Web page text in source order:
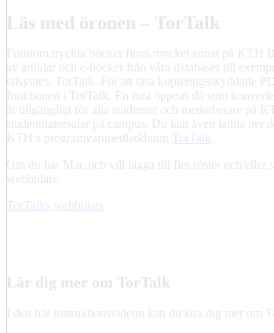
Läs med öronen – TorTalk
Förutom tryckta böcker finns mycket annat på KTH
av artiklar och e-böcker från våra databaser till
talsyntes, TorTalk. För att läsa kopieringsskyddade
funktionen i TorTalk. En ruta öppnas då som
är tillgängligt för alla studenter och medarbetare på
studentdatorsalar på campus. Du kan även ladda ner
KTH:s programvarunedladdning TorTalk
Om du har Mac och vill lägga till fler röster och/eller
webbplats.
TorTalks webbplats
Lär dig mer om TorTalk
I den här instruktionsvideon kan du lära dig mer om